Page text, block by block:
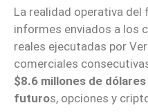
La realidad operativa del
informes enviados a los
reales ejecutadas por
comerciales
$8.6 millones de
futuros, opciones y